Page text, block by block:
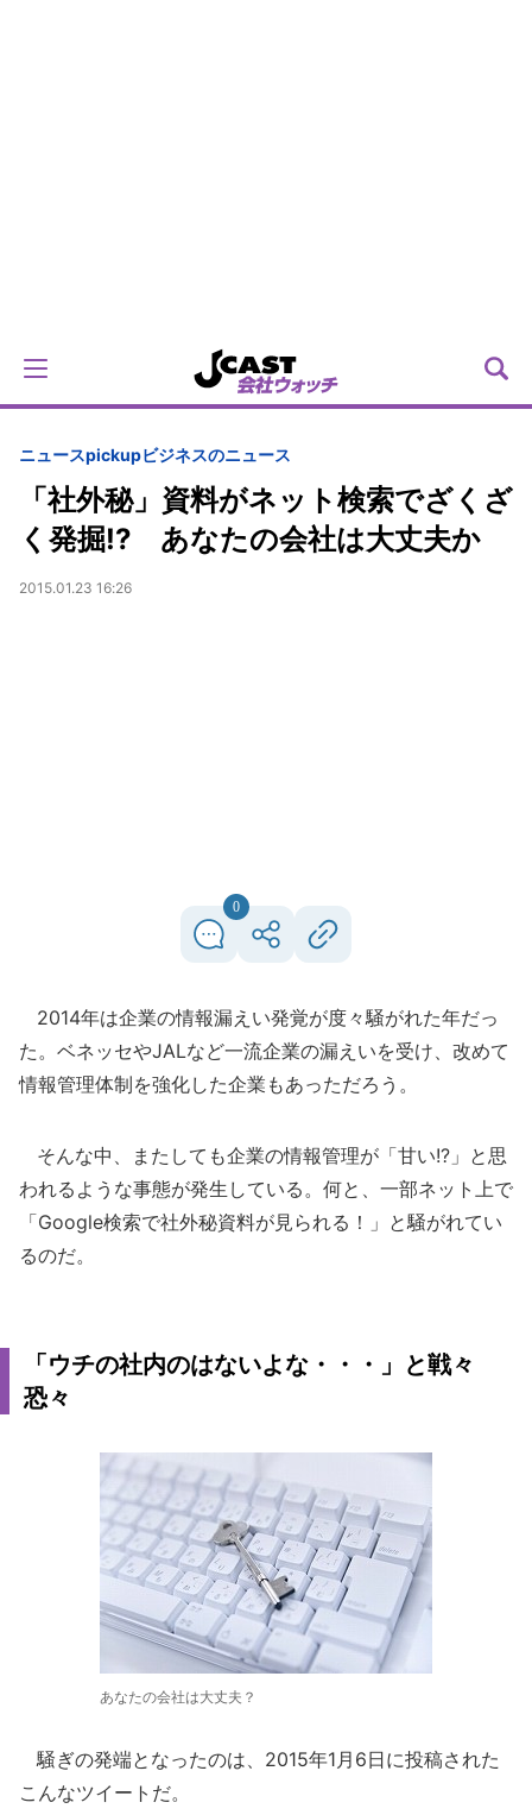
ニュースpickupビジネスのニュース
「社外秘」資料がネット検索でざくざ
く発掘!? あなたの会社は大丈夫か
2015.01.23 16:26
0
2014年は企業の情報漏えい発覚が度々騒がれた年だっ
た。ベネッセやJALなど一流企業の漏えいを受け、改めて
情報管理体制を強化した企業もあっただろう。
そんな中、またしても企業の情報管理が「甘い!?」と思
われるような事態が発生している。何と、一部ネット上で
「Google検索で社外秘資料が見られる！」と騒がれてい
るのだ。
「ウチの社内のはないよな・・・」と戦々
恐々
あなたの会社は大丈夫？
騒ぎの発端となったのは、2015年1月6日に投稿された
こんなツイートだ。